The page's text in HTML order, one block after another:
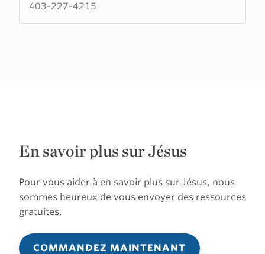
403-227-4215
En savoir plus sur Jésus
Pour vous aider à en savoir plus sur Jésus, nous
sommes heureux de vous envoyer des ressources
gratuites.
COMMANDEZ MAINTENANT